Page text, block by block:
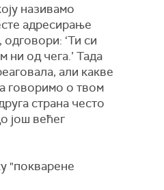
називамо
адресирање
‘Ти си
од чега.’ Тада
али какве
говоримо о твом
страна често
још већег
"покварене